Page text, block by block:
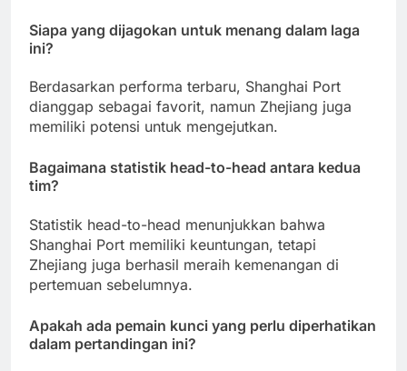
Siapa yang dijagokan untuk menang dalam laga
ini?
Berdasarkan performa terbaru, Shanghai Port
dianggap sebagai favorit, namun Zhejiang juga
memiliki potensi untuk mengejutkan.
Bagaimana statistik head-to-head antara kedua
tim?
Statistik head-to-head menunjukkan bahwa
Shanghai Port memiliki keuntungan, tetapi
Zhejiang juga berhasil meraih kemenangan di
pertemuan sebelumnya.
Apakah ada pemain kunci yang perlu diperhatikan
dalam pertandingan ini?